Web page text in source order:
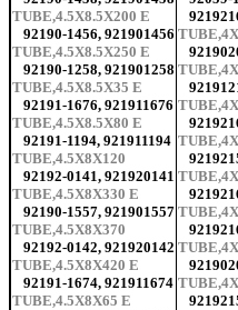
TUBE,4.5X8.5X200 E
92190-1456, 921901456
TUBE,4.5X8.5X250 E
92190-1258, 921901258
TUBE,4.5X8.5X35 E
92191-1676, 921911676
TUBE,4.5X8.5X80 E
92191-1194, 921911194
TUBE,4.5X8X120
92192-0141, 921920141
TUBE,4.5X8X330 E
92190-1557, 921901557
TUBE,4.5X8X370
92192-0142, 921920142
TUBE,4.5X8X420 E
92191-1674, 921911674
TUBE,4.5X8X65 E